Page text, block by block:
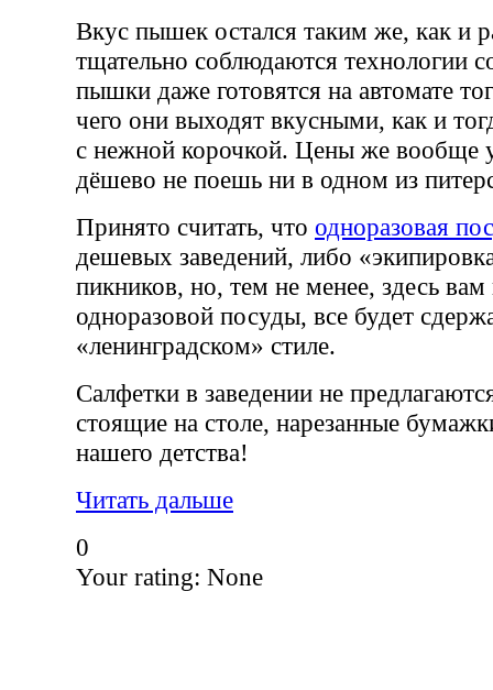
Вкус пышек остался таким же, как и
тщательно соблюдаются технологии
пышки даже готовятся на автомате
чего они выходят вкусными, как и
с нежной корочкой. Цены же вообще
дёшево не поешь ни в одном из
Принято считать, что одноразовая
дешевых заведений, либо
пикников, но, тем не менее, здесь
одноразовой посуды, все будет
«ленинградском» стиле.
Салфетки в заведении не
стоящие на столе, нарезанные
нашего детства!
Читать дальше
0
Your rating: None